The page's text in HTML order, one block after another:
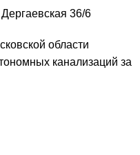
36/6
области
канализаций за